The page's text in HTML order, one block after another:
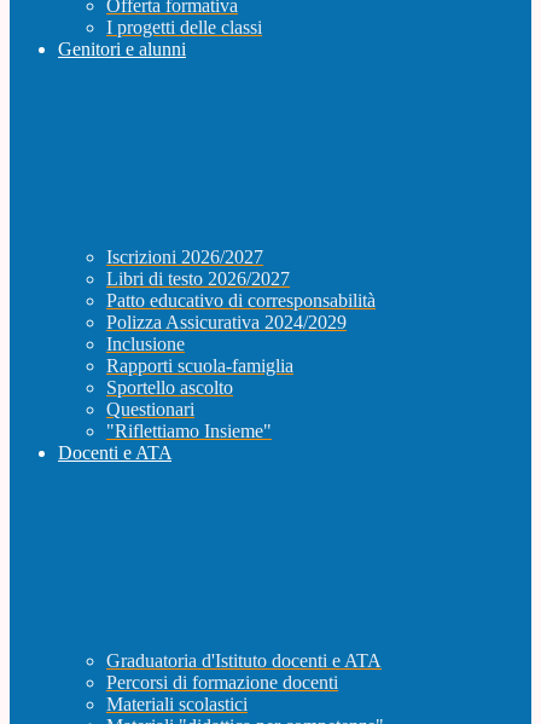
Offerta formativa
I progetti delle classi
Genitori e alunni
Iscrizioni 2026/2027
Libri di testo 2026/2027
Patto educativo di corresponsabilità
Polizza Assicurativa 2024/2029
Inclusione
Rapporti scuola-famiglia
Sportello ascolto
Questionari
"Riflettiamo Insieme"
Docenti e ATA
Graduatoria d'Istituto docenti e ATA
Percorsi di formazione docenti
Materiali scolastici